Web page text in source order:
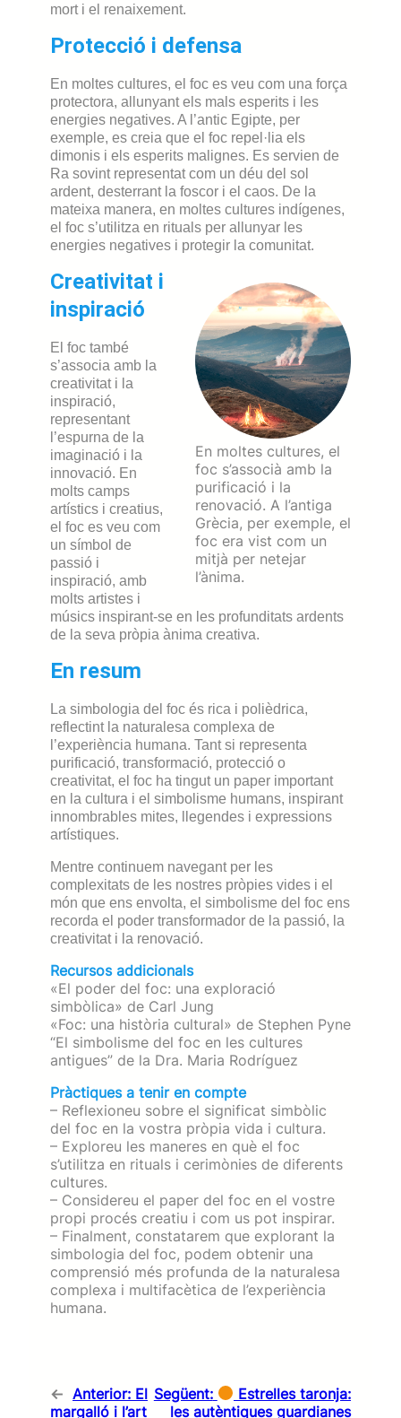
mort i el renaixement.
Protecció i defensa
En moltes cultures, el foc es veu com una força
protectora, allunyant els mals esperits i les
energies negatives. A l’antic Egipte, per
exemple, es creia que el foc repel·lia els
dimonis i els esperits malignes. Es servien de
Ra sovint representat com un déu del sol
ardent, desterrant la foscor i el caos. De la
mateixa manera, en moltes cultures indígenes,
el foc s’utilitza en rituals per allunyar les
energies negatives i protegir la comunitat.
En moltes cultures, el
foc s’associà amb la
purificació i la
renovació. A l’antiga
Grècia, per exemple, el
foc era vist com un
mitjà per netejar
l’ànima.
Creativitat i
inspiració
El foc també
s’associa amb la
creativitat i la
inspiració,
representant
l’espurna de la
imaginació i la
innovació. En
molts camps
artístics i creatius,
el foc es veu com
un símbol de
passió i
inspiració, amb
molts artistes i
músics inspirant-se en les profunditats ardents
de la seva pròpia ànima creativa.
En resum
La simbologia del foc és rica i polièdrica,
reflectint la naturalesa complexa de
l’experiència humana. Tant si representa
purificació, transformació, protecció o
creativitat, el foc ha tingut un paper important
en la cultura i el simbolisme humans, inspirant
innombrables mites, llegendes i expressions
artístiques.
Mentre continuem navegant per les
complexitats de les nostres pròpies vides i el
món que ens envolta, el simbolisme del foc ens
recorda el poder transformador de la passió, la
creativitat i la renovació.
Recursos addicionals
«El poder del foc: una exploració
simbòlica» de Carl Jung
«Foc: una història cultural» de Stephen Pyne
“El simbolisme del foc en les cultures
antigues” de la Dra. Maria Rodríguez
Pràctiques a tenir en compte
– Reflexioneu sobre el significat simbòlic
del foc en la vostra pròpia vida i cultura.
– Exploreu les maneres en què el foc
s’utilitza en rituals i cerimònies de diferents
cultures.
– Considereu el paper del foc en el vostre
propi procés creatiu i com us pot inspirar.
– Finalment, constatarem que explorant la
simbologia del foc, podem obtenir una
comprensió més profunda de la naturalesa
complexa i multifacètica de l’experiència
humana.
← Anterior: El
margalló i l’art
Següent:
Estrelles taronja:
les autèntiques guardianes